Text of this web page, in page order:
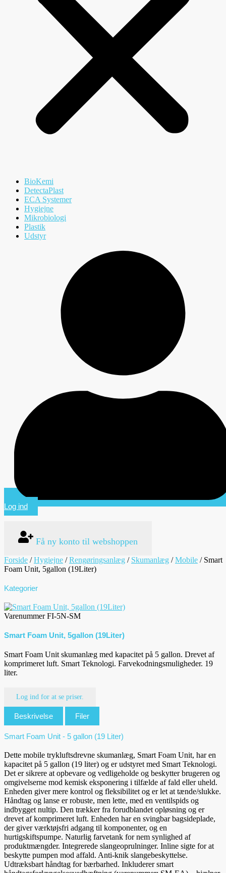
BioKemi
DetectaPlast
ECA Systemer
Hygiejne
Mikrobiologi
Plastik
Udstyr
Log ind
Få ny konto til webshoppen
Forside /Hygiejne /Rengøringsanlæg / Skumanlæg /Mobile / Smart
Foam Unit, 5gallon (19Liter)
Kategorier
VarenummerFI-5N-SM
Smart Foam Unit, 5gallon (19Liter)
Smart Foam Unit skumanlæg med kapacitet på 5 gallon. Drevet af
komprimeret luft. Smart Teknologi. Farvekodningsmuligheder. 19
liter.
Log ind for at se priser.
Beskrivelse Filer
Smart Foam Unit - 5 gallon (19 Liter)
Dette mobile trykluftsdrevne skumanlæg, Smart Foam Unit, har en
kapacitet på 5 gallon (19 liter) og er udstyret med Smart Teknologi.
Det er sikrere at opbevare og vedligeholde og beskytter brugeren og
omgivelserne mod kemisk eksponering i tilfælde af fald eller uheld.
Enheden giver mere kontrol og fleksibilitet og er let at tænde/slukke.
Håndtag og lanse er robuste, men lette, med en ventilspids og
indbygget nultip. Den trækker fra forudblandet opløsning og er
drevet af komprimeret luft. Enheden har en svingbar bagsideplade,
der giver værktøjsfri adgang til komponenter, og en
hurtigskiftspumpe. Naturlig farvetank for nem synlighed af
produktmængder. Integrerede slangeoprulninger. Inline sigte for at
beskytte pumpen mod affald. Anti-knik slangebeskyttelse.
Udtræksbart håndtag for bærbarhed. Inkluderer smart